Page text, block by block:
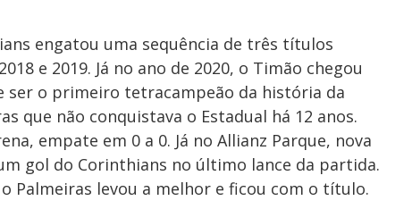
engatou uma sequência de três títulos
e 2019. Já no ano de 2020, o Timão chegou
ser o primeiro tetracampeão da história da
que não conquistava o Estadual há 12 anos.
empate em 0 a 0. Já no Allianz Parque, nova
gol do Corinthians no último lance da partida.
Palmeiras levou a melhor e ficou com o título.